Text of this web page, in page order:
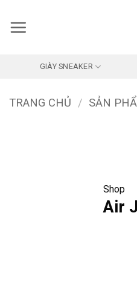
qua
GIÀY SNEAKER
TRANG CHỦ / SẢN
Shop
Air